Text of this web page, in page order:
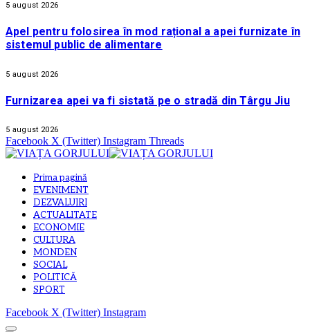
5 august 2026
Apel pentru folosirea în mod rațional a apei furnizate în
sistemul public de alimentare
5 august 2026
Furnizarea apei va fi sistată pe o stradă din Târgu Jiu
5 august 2026
Facebook X (Twitter) Instagram Threads
Prima pagină
EVENIMENT
DEZVALUIRI
ACTUALITATE
ECONOMIE
CULTURA
MONDEN
SOCIAL
POLITICĂ
SPORT
Facebook X (Twitter) Instagram